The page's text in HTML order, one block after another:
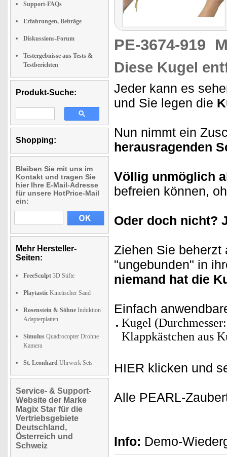
Support-FAQs
Erfahrungen, Beiträge
Diskussions-Forum
Testergebnisse aus Tests &
Testberichten
Produkt-Suche:
Shopping:
Bleiben Sie mit uns im
Kontakt und tragen Sie
hier Ihre E-Mail-Adresse
für unsere HotPrice-Mail
ein:
Mehr Hersteller-
Seiten:
FreeSculpt 3D Stifte
Playtastic Kinetischer Sand
Rosenstein & Söhne Induktion
Adapterplatten
Simulus Quadrocopter Drohne
Kamera
St. Leonhard Uhrwerk Sets
Service- & Support-
Website der Marke
Magix Star für die
Vertriebsgebiete
Deutschland,
Österreich und
Schweiz
PE-3674-919
Diese Kugel
Jeder kann es
und Sie legen die
Nun nimmt ein
herausragenden
Völlig unmöglich
befreien können,
Oder doch nicht?
Ziehen Sie beherzt
"ungebunden" in
niemand hat die
Einfach
Kugel
Klappkästchen aus
HIER klicken und
Alle PEARL-
Info: Demo-